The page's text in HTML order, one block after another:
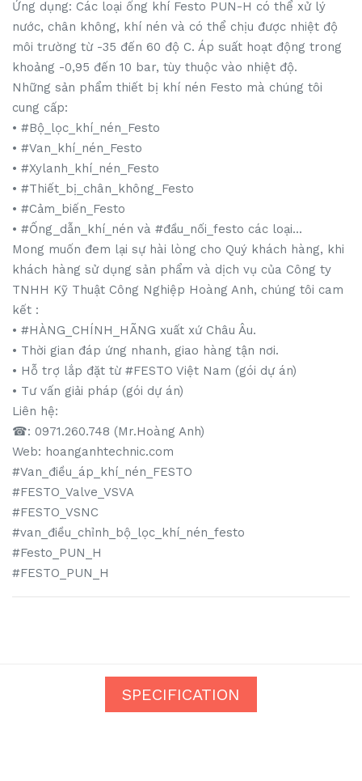
Ứng dụng: Các loại ống khí Festo PUN-H có thể xử lý
nước, chân không, khí nén và có thể chịu được nhiệt độ
môi trường từ -35 đến 60 độ C. Áp suất hoạt động trong
khoảng -0,95 đến 10 bar, tùy thuộc vào nhiệt độ.
Những sản phẩm thiết bị khí nén Festo mà chúng tôi
cung cấp:
• #Bộ_lọc_khí_nén_Festo
• #Van_khí_nén_Festo
• #Xylanh_khí_nén_Festo
• #Thiết_bị_chân_không_Festo
• #Cảm_biến_Festo
• #Ống_dẫn_khí_nén và #đầu_nối_festo các loại...
Mong muốn đem lại sự hài lòng cho Quý khách hàng, khi
khách hàng sử dụng sản phẩm và dịch vụ của Công ty
TNHH Kỹ Thuật Công Nghiệp Hoàng Anh, chúng tôi cam
kết :
• #HÀNG_CHÍNH_HÃNG xuất xứ Châu Âu.
• Thời gian đáp ứng nhanh, giao hàng tận nơi.
• Hỗ trợ lắp đặt từ #FESTO Việt Nam (gói dự án)
• Tư vấn giải pháp (gói dự án)
Liên hệ:
☎: 0971.260.748 (Mr.Hoàng Anh)
Web: hoanganhtechnic.com
#Van_điều_áp_khí_nén_FESTO
#FESTO_Valve_VSVA
#FESTO_VSNC
#van_điều_chỉnh_bộ_lọc_khí_nén_festo
#Festo_PUN_H
#FESTO_PUN_H
SPECIFICATION